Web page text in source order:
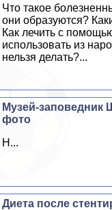
Что такое
они образуются?
Как лечить с
использовать из
нельзя делать?...
Музей-заповедник
фото
Н...
Диета после